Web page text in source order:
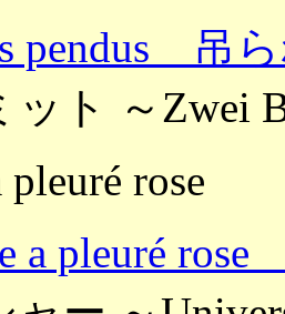
pendus 吊
ット ～Zwei
rose
a pleuré